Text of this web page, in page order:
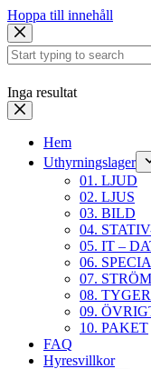
Hoppa till innehåll
Inga resultat
Hem
Uthyrningslager
01. LJUD
02. LJUS
03. BILD
04.
05. IT –
06.
07.
08.
09.
10. PAKET
FAQ
Hyresvillkor